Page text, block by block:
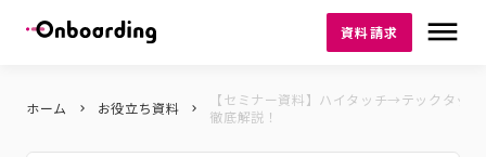
資料請求 dehaze
ホーム keyboard_arrow_right お役立ち資料 keyboard_arrow_right
【セミナー資料】ハイタッチ→テックタッ
徹底解説！